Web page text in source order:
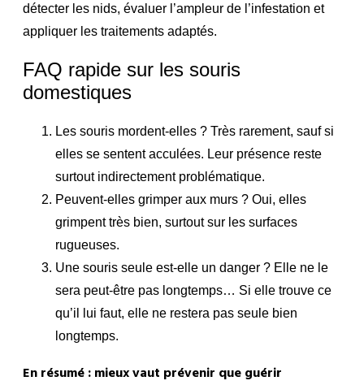
détecter les nids, évaluer l’ampleur de l’infestation et
appliquer les traitements adaptés.
FAQ rapide sur les souris
domestiques
Les souris mordent-elles ? Très rarement, sauf si
elles se sentent acculées. Leur présence reste
surtout indirectement problématique.
Peuvent-elles grimper aux murs ? Oui, elles
grimpent très bien, surtout sur les surfaces
rugueuses.
Une souris seule est-elle un danger ? Elle ne le
sera peut-être pas longtemps… Si elle trouve ce
qu’il lui faut, elle ne restera pas seule bien
longtemps.
En résumé : mieux vaut prévenir que guérir